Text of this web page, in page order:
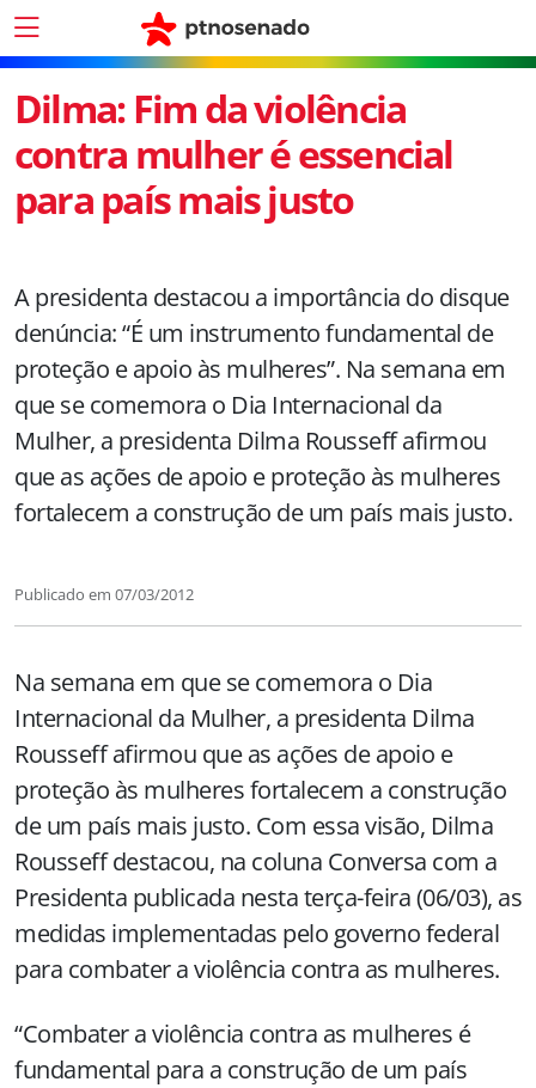
Dilma: Fim da violência
contra mulher é essencial
para país mais justo
A presidenta destacou a importância do disque
denúncia: “É um instrumento fundamental de
proteção e apoio às mulheres”. Na semana em
que se comemora o Dia Internacional da
Mulher, a presidenta Dilma Rousseff afirmou
que as ações de apoio e proteção às mulheres
fortalecem a construção de um país mais justo.
Publicado em 07/03/2012
Na semana em que se comemora o Dia
Internacional da Mulher, a presidenta Dilma
Rousseff afirmou que as ações de apoio e
proteção às mulheres fortalecem a construção
de um país mais justo. Com essa visão, Dilma
Rousseff destacou, na coluna Conversa com a
Presidenta publicada nesta terça-feira (06/03), as
medidas implementadas pelo governo federal
para combater a violência contra as mulheres.
“Combater a violência contra as mulheres é
fundamental para a construção de um país